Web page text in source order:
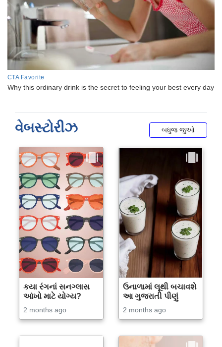
વેબસ્ટોરીઝ બધુજ જુઓ
કયા રંગનાં સનગ્લાસ
આંખો માટે યોગ્ય?
2 months ago
ઉનાળામાં લૂથી બચાવશે
આ ગુજરાતી પીણું
2 months ago